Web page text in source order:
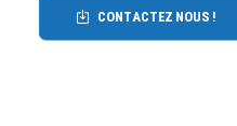
CONTACTEZ NOUS !